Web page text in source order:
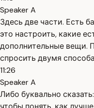
Speaker A
Здесь две части. Есть
это настроить, какие
дополнительные вещи.
спросить двумя
11:26
Speaker A
Либо буквально